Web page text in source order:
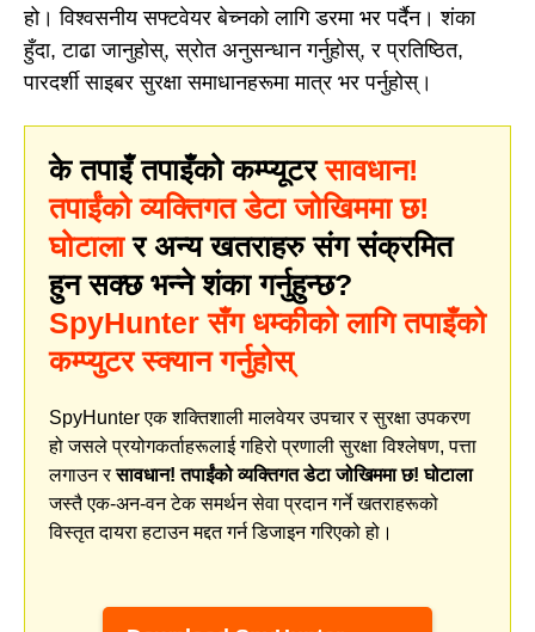
हो। विश्वसनीय सफ्टवेयर बेच्नको लागि डरमा भर पर्दैन। शंका
हुँदा, टाढा जानुहोस्, स्रोत अनुसन्धान गर्नुहोस्, र प्रतिष्ठित,
पारदर्शी साइबर सुरक्षा समाधानहरूमा मात्र भर पर्नुहोस्।
के तपाइँ तपाइँको कम्प्यूटरसावधान!
तपाईंको व्यक्तिगत डेटा जोखिममा छ!
घोटालार अन्य खतराहरु संग संक्रमित
हुन सक्छ भन्ने शंका गर्नुहुन्छ?
SpyHunter सँग धम्कीको लागि तपाइँको
कम्प्युटर स्क्यान गर्नुहोस्
SpyHunter एक शक्तिशाली मालवेयर उपचार र सुरक्षा उपकरण
हो जसले प्रयोगकर्ताहरूलाई गहिरो प्रणाली सुरक्षा विश्लेषण, पत्ता
लगाउन रसावधान! तपाईंको व्यक्तिगत डेटा जोखिममा छ! घोटाला
जस्तै एक-अन-वन टेक समर्थन सेवा प्रदान गर्ने खतराहरूको
विस्तृत दायरा हटाउन मद्दत गर्न डिजाइन गरिएको हो।